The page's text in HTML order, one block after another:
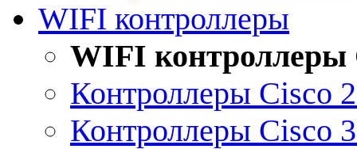
WIFI контроллеры
WIFI контроллеры
Контроллеры Cisco
Контроллеры Cisco